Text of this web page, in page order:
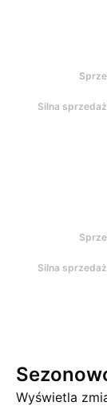
Silna sprzedaż
Silna sprzedaż
Wyświetla